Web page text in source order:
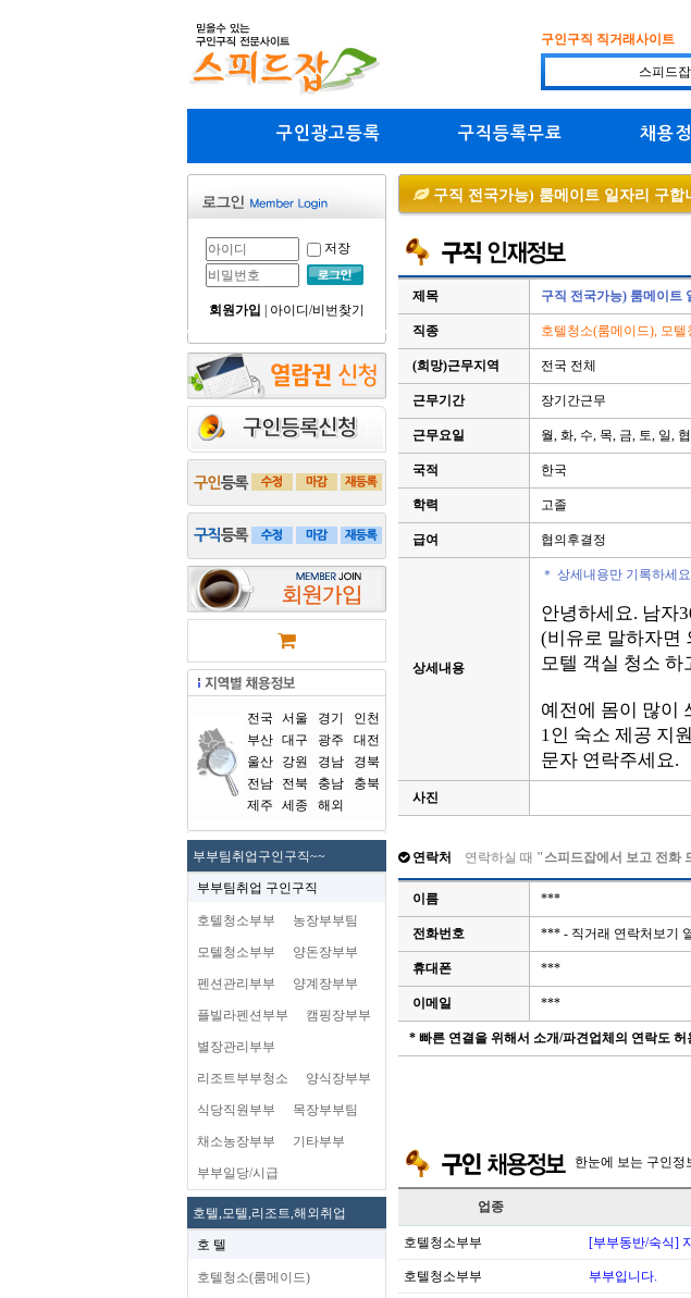
구인구직 직거래사이트
구인광고등록 구직등록무료 채용
저장
회원가입 아이디/비번찾기
전국 서울 경기
인천
부산 대구 광주
대전
울산
강원 경남
경북
전남
전북 충남
충북
제주
세종 해외
부부팀취업구인구직~~
부부팀취업 구인구직
호텔청소부부 농장부부팀
모텔청소부부 양돈장부부
펜션관리부부 양계장부부
플빌라펜션부부 캠핑장부부
별장관리부부
리조트부부청소 양식장부부
식당직원부부 목장부부팀
채소농장부부 기타부부
부부일당/시급
호텔,모텔,리조트,해외취업
호 텔
호텔청소(룸메이드)
구직 전국가능) 룸메이트 일자리 구합
제목 구직 전국가능) 룸메이트
직종 호텔청소(룸메이드), 모
(희망)근무지역 전국 전체
근무기간 장기간근무
근무요일 월, 화, 수, 목, 금, 토, 일, 협
국적 한국
학력 고졸
급여 협의후결정
상세내용
＊ 상세내용만 기록하세
안녕하세요. 남자
(비유로 말하자면
모텔 객실 청소 하
예전에 몸이 많이
1인 숙소 제공 지
문자 연락주세요.
사진
연락처 연락하실 때 "스피드잡에서 보고 전화
이름 ***
전화번호 *** - 직거래 연락처보기
휴대폰 ***
이메일 ***
* 빠른 연결을 위해서 소개/파견업체의 연락도 허
한눈에 보는 구인정
업종
호텔청소부부 [부부동반/숙식]
호텔청소부부 부부입니다.